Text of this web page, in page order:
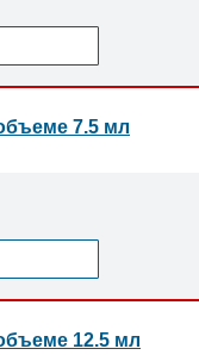
7.5 мл
12.5 мл